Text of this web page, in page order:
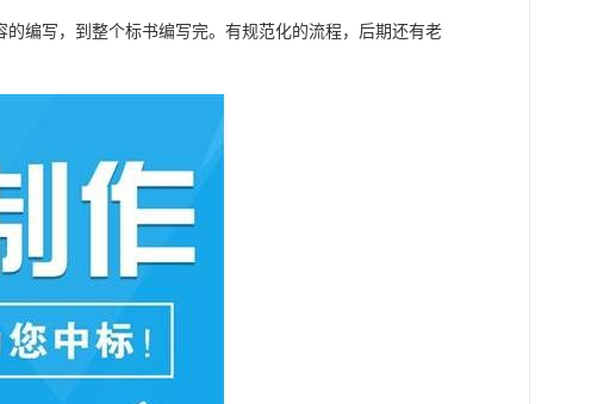
编写，到整个标书编写完。有规范化的流程，后期还有老